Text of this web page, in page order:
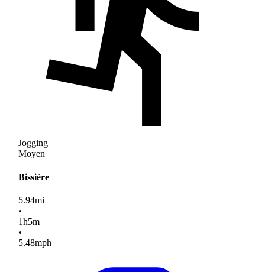
Jogging
Moyen
Bissière
5.94mi
•
1h5m
•
5.48mph